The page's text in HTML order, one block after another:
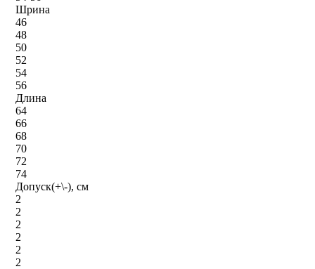
Шрина
46
48
50
52
54
56
Длина
64
66
68
70
72
74
Допуск(+\-), см
2
2
2
2
2
2